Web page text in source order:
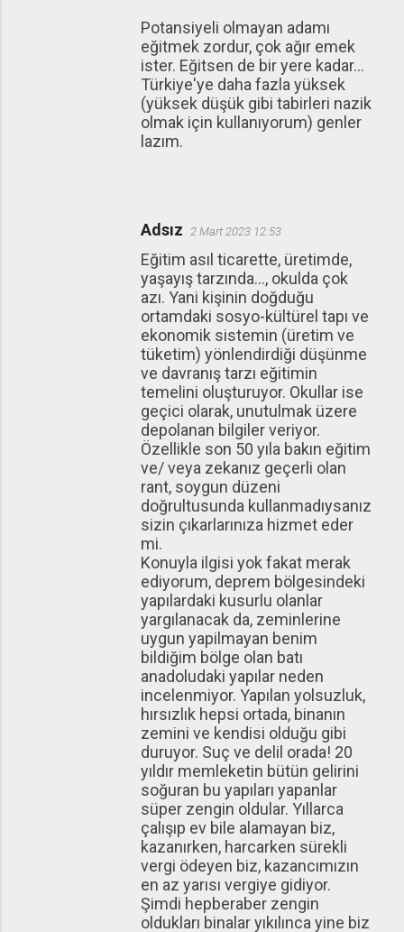
Potansiyeli olmayan adamı
eğitmek zordur, çok ağır emek
ister. Eğitsen de bir yere kadar...
Türkiye'ye daha fazla yüksek
(yüksek düşük gibi tabirleri nazik
olmak için kullanıyorum) genler
lazım.
Adsız 2 Mart 2023 12:53
Eğitim asıl ticarette, üretimde,
yaşayış tarzında..., okulda çok
azı. Yani kişinin doğduğu
ortamdaki sosyo-kültürel tapı ve
ekonomik sistemin (üretim ve
tüketim) yönlendirdiği düşünme
ve davranış tarzı eğitimin
temelini oluşturuyor. Okullar ise
geçici olarak, unutulmak üzere
depolanan bilgiler veriyor.
Özellikle son 50 yıla bakın eğitim
ve/ veya zekanız geçerli olan
rant, soygun düzeni
doğrultusunda kullanmadıysanız
sizin çıkarlarınıza hizmet eder
mi.
Konuyla ilgisi yok fakat merak
ediyorum, deprem bölgesindeki
yapılardaki kusurlu olanlar
yargılanacak da, zeminlerine
uygun yapilmayan benim
bildiğim bölge olan batı
anadoludaki yapılar neden
incelenmiyor. Yapılan yolsuzluk,
hırsızlık hepsi ortada, binanın
zemini ve kendisi olduğu gibi
duruyor. Suç ve delil orada! 20
yıldır memleketin bütün gelirini
soğuran bu yapıları yapanlar
süper zengin oldular. Yıllarca
çalışıp ev bile alamayan biz,
kazanırken, harcarken sürekli
vergi ödeyen biz, kazancımızın
en az yarısı vergiye gidiyor.
Şimdi hepberaber zengin
oldukları binalar yıkılınca yine biz